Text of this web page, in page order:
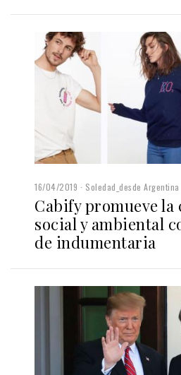
16/04/2019 Soledad_desde Argentina
Cabify promueve la
social y ambiental
de indumentaria